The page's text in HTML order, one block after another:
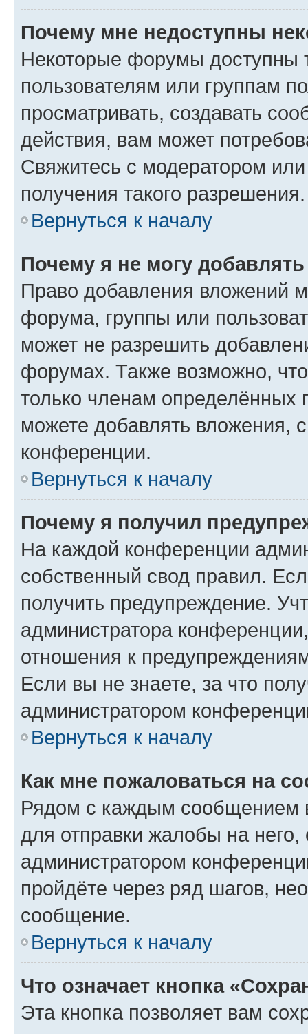
Почему мне недоступны
Некоторые форумы доступны
пользователям или группам
просматривать, создавать
действия, вам может
Свяжитесь с модератором
получения такого разрешения.
Вернуться к началу
Почему я не могу
Право добавления вложений
форума, группы или
может не разрешить
форумах. Также возможно,
только членам определённых
можете добавлять вложения,
конференции.
Вернуться к началу
Почему я получил
На каждой конференции
собственный свод правил.
получить предупреждение.
администратора
отношения к
Если вы не знаете, за что
администратором
Вернуться к началу
Как мне пожаловаться на
Рядом с каждым сообщением
для отправки жалобы на
администратором
пройдёте через ряд шагов,
сообщение.
Вернуться к началу
Что означает кнопка
Эта кнопка позволяет вам